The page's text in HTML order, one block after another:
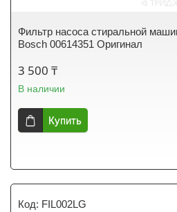
Фильтр насоса стиральной
Bosch 00614351 Оригинал
3 500 ₸
В наличии
Купить
FIL002LG